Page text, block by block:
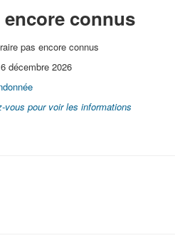
encore connus
pas encore connus
décembre 2026
vous pour voir les informations